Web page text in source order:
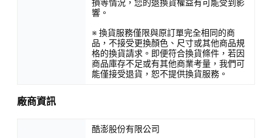
損等情況，您的退換貨權益有可能受到影
響。
※ 換貨服務僅限與原訂單完全相同的商
品，不接受更換顏色、尺寸或其他商品規
格的換貨請求。即便符合換貨條件，若因
商品庫存不足或有其他商業考量，我們可
能僅接受退貨，恕不提供換貨服務。
廠商資訊
酷澎股份有限公司